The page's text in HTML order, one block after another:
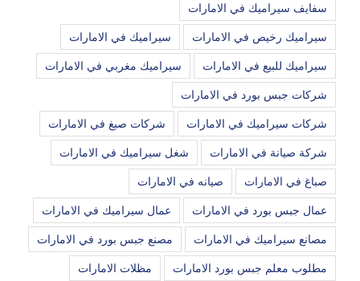
سفايف سيراميك في الامارات
سيراميك رخيص في الامارات سيراميك في الامارات
سيراميك للبيع في الامارات سيراميك مغربي في الامارات
شركات جبس بورد في الامارات
شركات سيراميك في الامارات شركات صبغ في الامارات
شركة صيانة في الامارات شغل سيراميك في الامارات
صباغ في الامارات صيانه في الامارات
عمال جبس بورد في الامارات عمال سيراميك في الامارات
مصانع سيراميك في الامارات مصنع جبس بورد في الامارات
مطلوب معلم جبس بورد الامارات مظلات الامارات